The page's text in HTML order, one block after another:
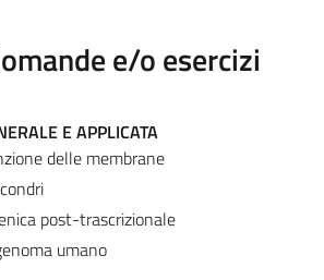
e/o esercizi
E APPLICATA
delle membrane
post-trascrizionale
umano